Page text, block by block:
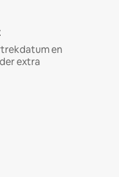
en
extra